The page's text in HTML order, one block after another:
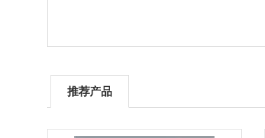
推荐产品